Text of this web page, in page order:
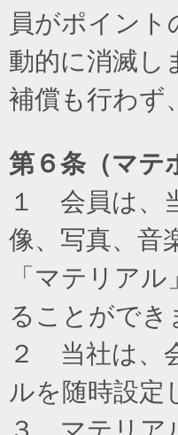
員がポイン
動的に消滅し
補償も行わず
第６条（マテ
１ 会員は、
像、写真、音
「マテリア
ることができ
２ 当社は、
ルを随時設定